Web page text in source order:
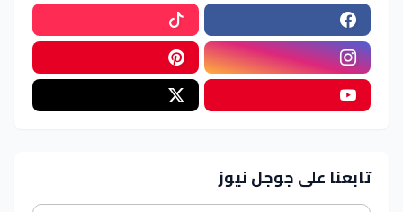
تابعنا على جوجل نيوز